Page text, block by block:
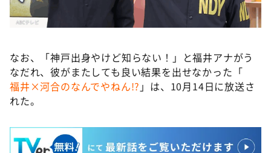
なお、「神戸出身やけど知らない！」と福井アナがう
なだれ、彼がまたしても良い結果を出せなかった「
福井×河合のなんでやねん!? 」は、10月14日に放送さ
れた。